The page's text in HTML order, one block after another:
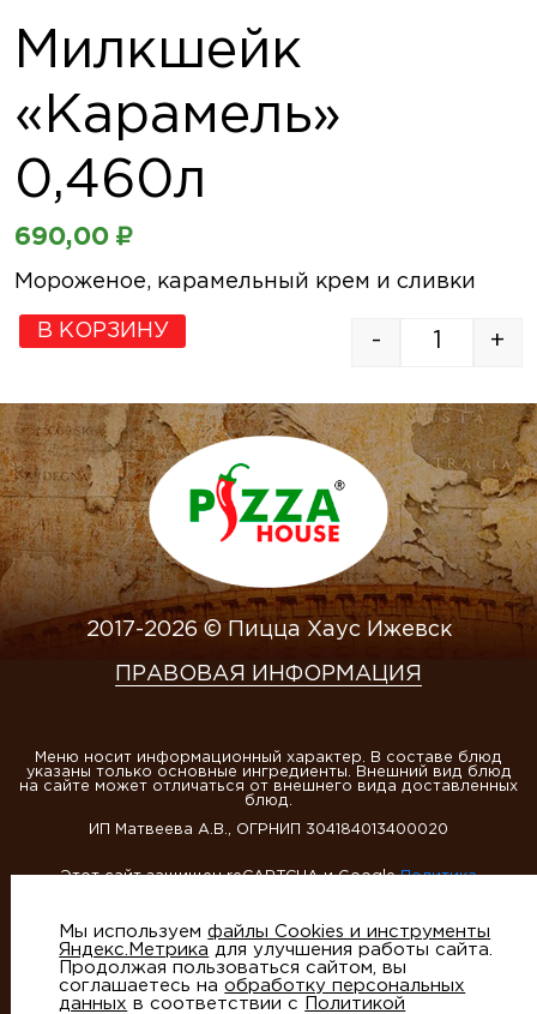
Милкшейк
«Карамель»
0,460л
690,00 ₽
Мороженое, карамельный крем и сливки
- +
В КОРЗИНУ
2017-2026 © Пицца Хаус Ижевск
ПРАВОВАЯ ИНФОРМАЦИЯ
Меню носит информационный характер. В составе блюд
указаны только основные ингредиенты. Внешний вид блюд
на сайте может отличаться от внешнего вида доставленных
блюд.
ИП Матвеева А.В., ОГРНИП 304184013400020
Этот сайт защищен reCAPTCHA и GoogleПолитика
Мы используемфайлы Cookies и инструменты
Яндекс.Метрика для улучшения работы сайта.
Продолжая пользоваться сайтом, вы
соглашаетесь наобработку персональных
данных в соответствии с Политикой